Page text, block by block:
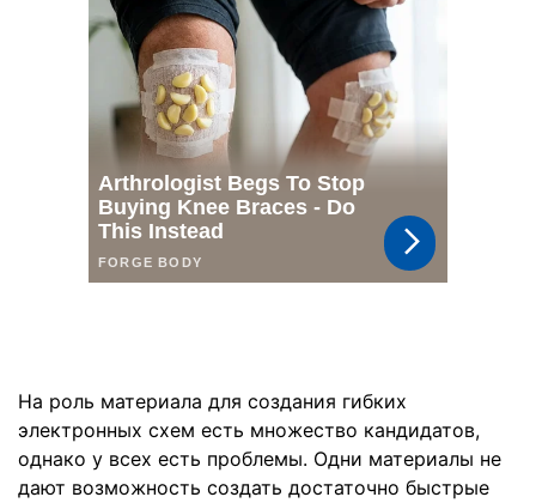
На роль материала для создания гибких
электронных схем есть множество кандидатов,
однако у всех есть проблемы. Одни материалы не
дают возможность создать достаточно быстрые